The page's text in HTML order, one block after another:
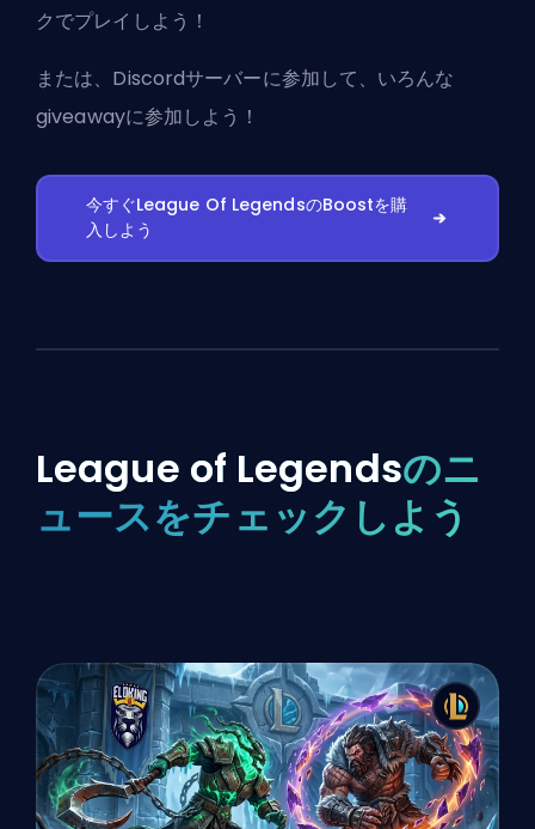
クでプレイしよう！
または、 Discordサーバーに参加して、いろんな
giveawayに参加しよう！
今すぐLeague Of LegendsのBoostを購
入しよう
League of Legendsのニ
ュースをチェックしよう